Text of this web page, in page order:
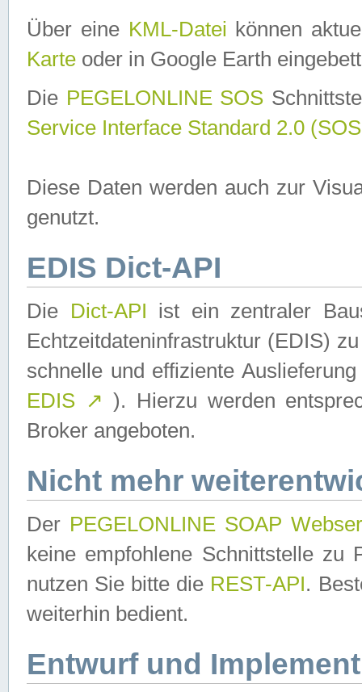
Über eine KML-Datei können
Karte oder in Google Earth
Die PEGELONLINE SOS
Service Interface Standard 2.0
Diese Daten werden auch zur
genutzt.
EDIS Dict-API
Die Dict-API ist ein zentraler
Echtzeitdateninfrastruktur (EDIS)
schnelle und effiziente
EDIS ↗ ). Hierzu werden
Broker angeboten.
Nicht mehr
Der PEGELONLINE SOAP
keine empfohlene Schnittstelle zu
nutzen Sie bitte die REST-API.
weiterhin bedient.
Entwurf und